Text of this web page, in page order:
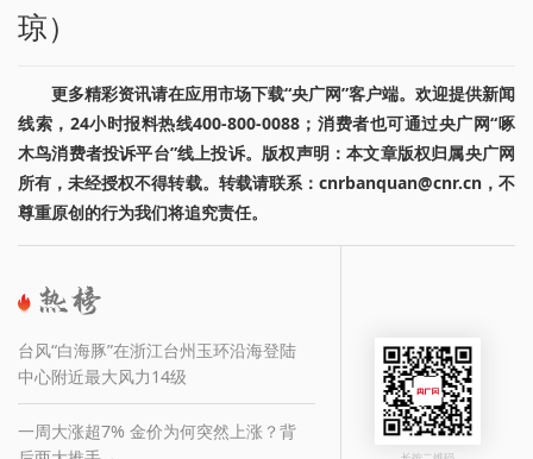
琼）
更多精彩资讯请在应用市场下载“央广网”客户端。欢迎提供新闻
线索，24小时报料热线400-800-0088；消费者也可通过央广网“啄
木鸟消费者投诉平台”线上投诉。版权声明：本文章版权归属央广网
所有，未经授权不得转载。转载请联系：cnrbanquan@cnr.cn，不
尊重原创的行为我们将追究责任。
台风“白海豚”在浙江台州玉环沿海登陆
中心附近最大风力14级
一周大涨超7% 金价为何突然上涨？背